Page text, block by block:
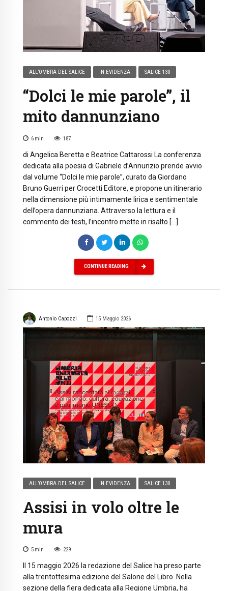
ALL’OMBRA DEL SALICE IN EVIDENZA SALICE 130
“Dolci le mie parole”, il
mito dannunziano
6 min 187
di Angelica Beretta e Beatrice Cattarossi La conferenza
dedicata alla poesia di Gabriele d’Annunzio prende avvio
dal volume “Dolci le mie parole”, curato da Giordano
Bruno Guerri per Crocetti Editore, e propone un itinerario
nella dimensione più intimamente lirica e sentimentale
dell’opera dannunziana. Attraverso la lettura e il
commento dei testi, l’incontro mette in risalto […]
CONTINUE READING
Antonio Capozzi 15 Maggio 2026
ALL’OMBRA DEL SALICE IN EVIDENZA SALICE 130
Assisi in volo oltre le
mura
5 min 229
Il 15 maggio 2026 la redazione del Salice ha preso parte
alla trentottesima edizione del Salone del Libro. Nella
sezione della fiera dedicata alla Regione Umbria, ha